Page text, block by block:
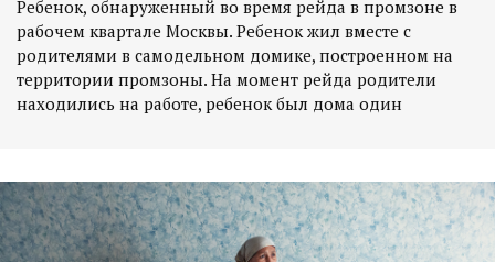
Ребенок, обнаруженный во время рейда в промзоне в
рабочем квартале Москвы. Ребенок жил вместе с
родителями в самодельном домике, построенном на
территории промзоны. На момент рейда родители
находились на работе, ребенок был дома один